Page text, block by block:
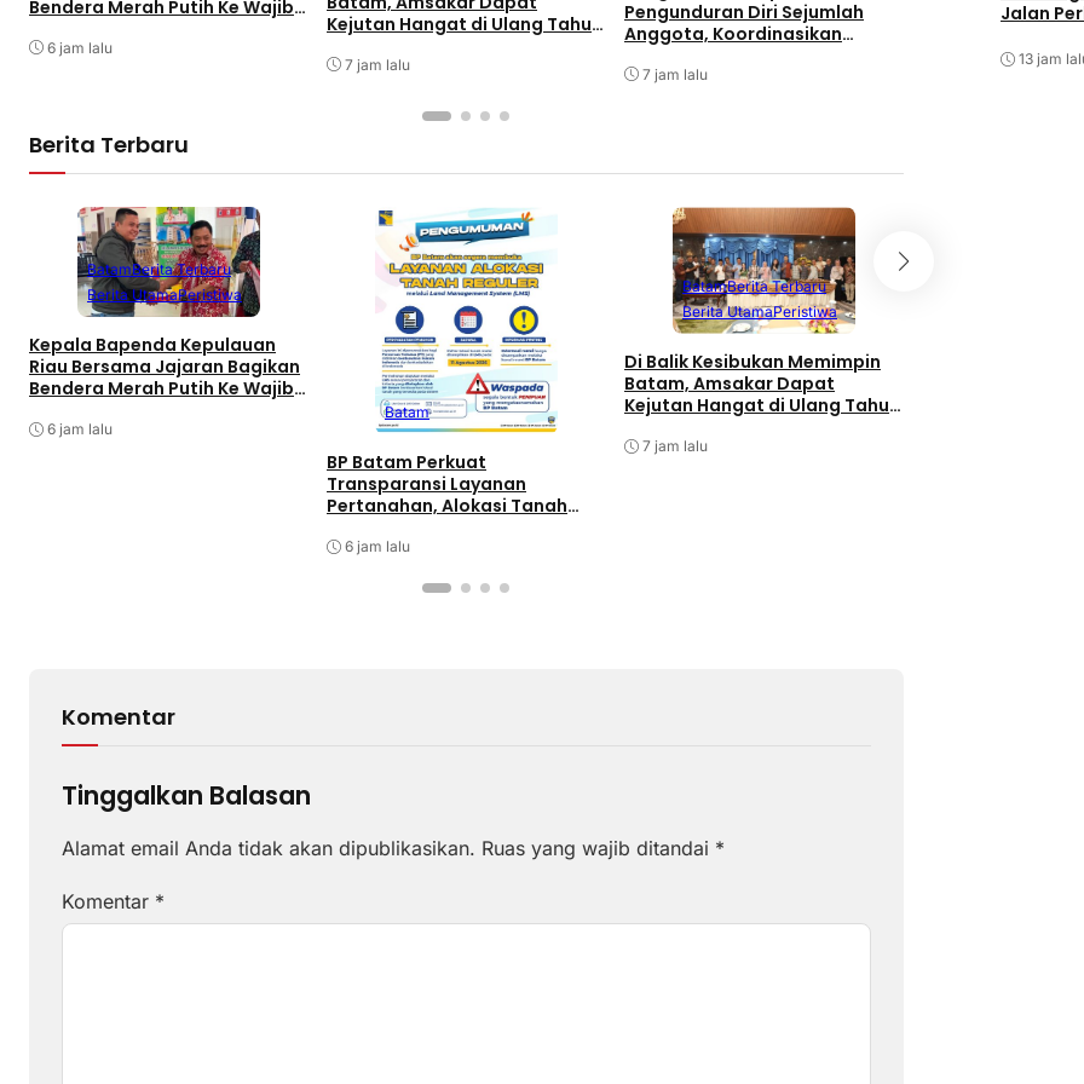
Bendera Merah Putih Ke Wajib
Kantor Samsat
6 jam lalu
Kejutan Hangat di Ulang Tahun
7 jam lalu
Pengunduran Diri Sejumlah
Anggota, Koordinasikan
7 jam lalu
Barelang
Pengguna
Berita Terbaru
BatamBerita Terbaru
Berita UtamaPeristiwa
Kepala Bapenda Kepulauan
Riau Bersama Jajaran Bagikan
Bendera Merah Putih Ke Wajib
Kantor Samsat
6 jam lalu
Batam
BP Batam Perkuat
Transparansi Layanan
Pertanahan, Alokasi Tanah
LMS6 jam lalu
BatamBerita Terbaru
Berita UtamaPeristiwa
Di Balik Kesibukan Memimpin
Batam, Amsakar Dapat
Kejutan Hangat di Ulang Tahun
7 jam lalu
Komentar
Tinggalkan Balasan
Alamat email Anda tidak akan dipublikasikan. Ruas yang wajib ditandai *
Komentar *
Jalan
13 jam